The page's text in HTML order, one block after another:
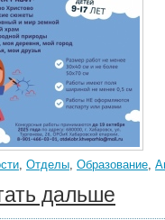
, Отделы, Образование,
дальше